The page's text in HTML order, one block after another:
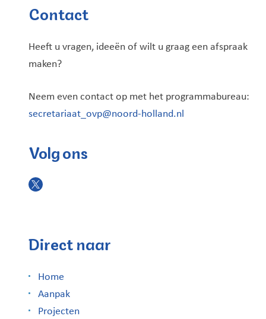
Contact
Heeft u vragen, ideeën of wilt u graag een afspraak
maken?
Neem even contact op met het programmabureau:
secretariaat_ovp@noord-holland.nl
Volg ons
Direct naar
Home
Aanpak
Projecten